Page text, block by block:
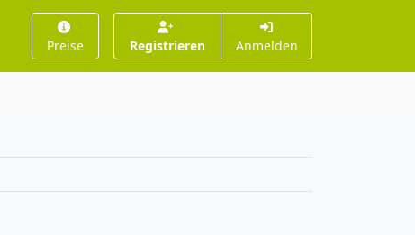
Preise Registrieren Anmelden